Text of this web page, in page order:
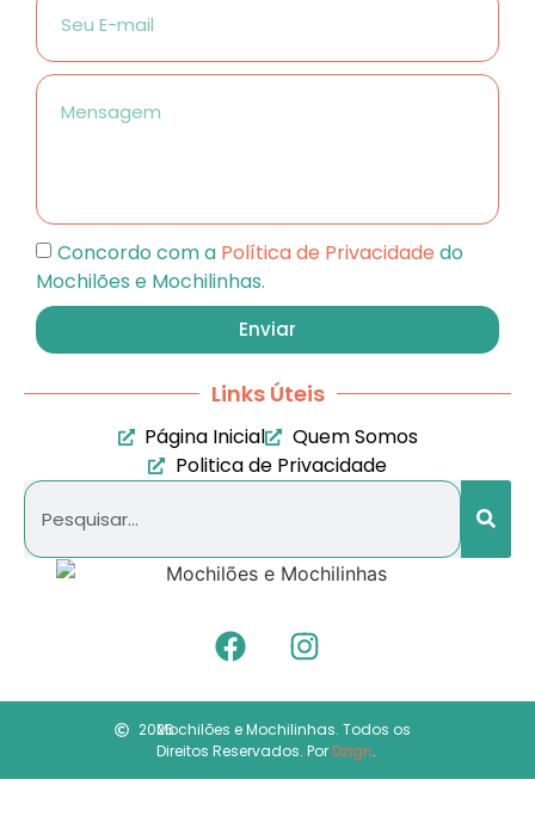
Concordo com a Política de Privacidade do
Mochilões e Mochilinhas.
Enviar
Links Úteis
Página Inicial
Quem Somos
Politica de Privacidade
2026Mochilões e Mochilinhas. Todos os
Direitos Reservados. PorDzign.